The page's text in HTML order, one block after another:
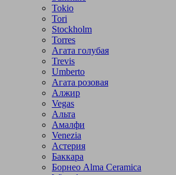
Tokio
Tori
Stockholm
Torres
Агата голубая
Trevis
Umberto
Агата розовая
Алжир
Vegas
Альта
Амалфи
Venezia
Астерия
Баккара
Борнео Alma Ceramica